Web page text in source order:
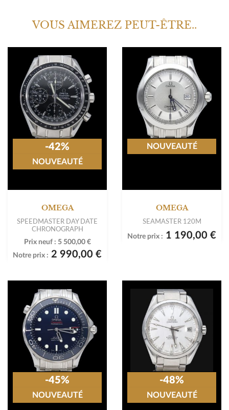
VOUS AIMEREZ PEUT-ÊTRE..
OMEGA
SPEEDMASTER DAY DATE
CHRONOGRAPH
Prix neuf : 5 500,00 €
Notre prix : 2 990,00 €
-42%
NOUVEAUTÉ
OMEGA
SEAMASTER 120M
Notre prix : 1 190,00 €
NOUVEAUTÉ
-45%
NOUVEAUTÉ
-48%
NOUVEAUTÉ